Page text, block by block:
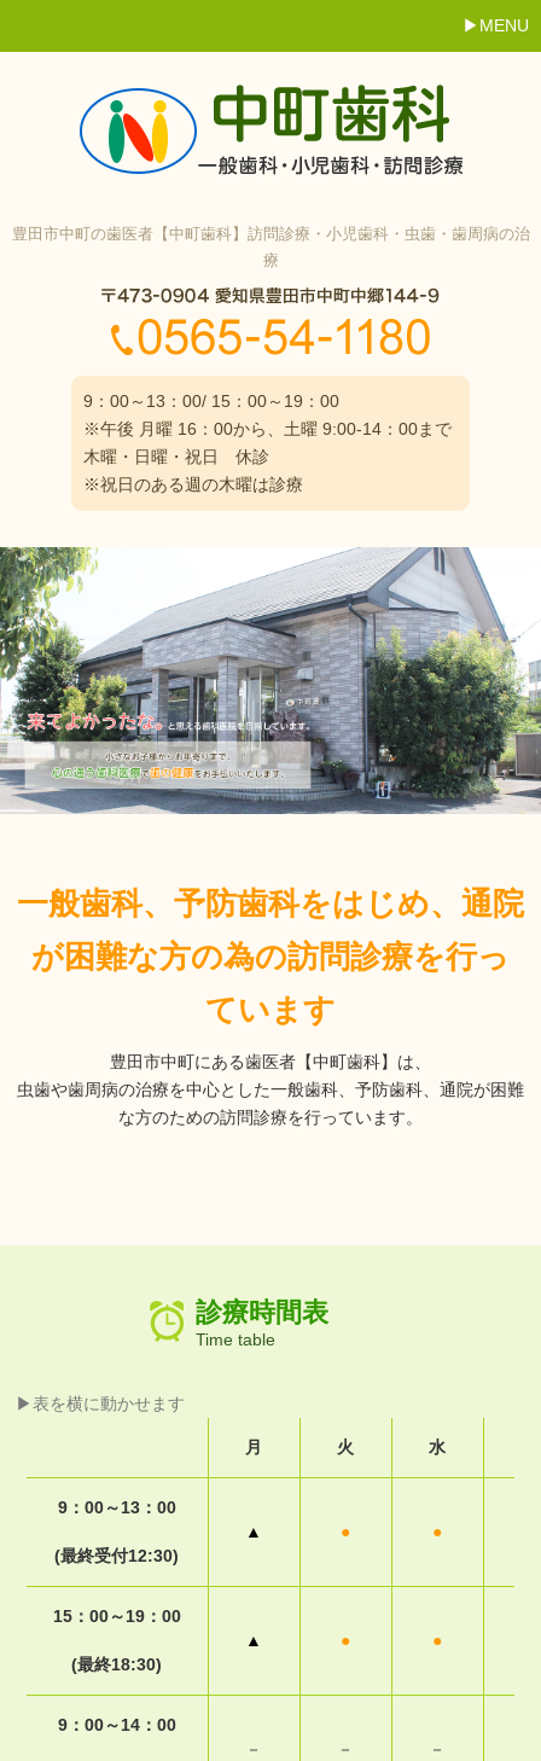
MENU
豊田市中町の歯医者【中町歯科】訪問診療・小児歯科・虫歯・歯周病の治
療
9：00～13：00/ 15：00～19：00
※午後 月曜 16：00から、土曜 9:00-14：00まで
木曜・日曜・祝日 休診
※祝日のある週の木曜は診療
一般歯科、予防歯科をはじめ、通院
が困難な方の為の訪問診療を行っ
ています
豊田市中町にある歯医者【中町歯科】は、
虫歯や歯周病の治療を中心とした一般歯科、予防歯科、通院が困難
な方のための訪問診療を行っています。
診療時間表
Time table
▶表を横に動かせます
月 火 水
9：00～13：00
(最終受付12:30)
▲ ● ●
15：00～19：00
(最終18:30)
▲ ● ●
9：00～14：00
－ － －